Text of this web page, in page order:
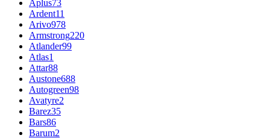
Aplus73
Ardent11
Arivo978
Armstrong220
Atlander99
Atlas1
Attar88
Austone688
Autogreen98
Avatyre2
Barez35
Bars86
Barum2